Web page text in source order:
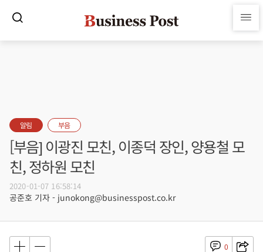
알림 부음
[부음] 이광진 모친, 이종덕 장인, 양용철 모
친, 정하원 모친
2020-01-07 16:58:14
공준호 기자 - junokong@businesspost.co.kr
0